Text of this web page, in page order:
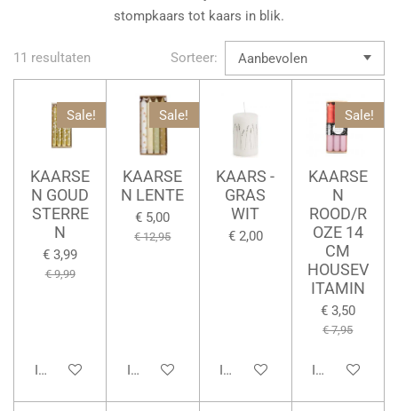
stompkaars tot kaars in blik.
11 resultaten Sorteer:
Sale!
KAARSE
N GOUD
STERRE
N
€ 3,99
€ 9,99
In winkelwagen
Sale!
KAARSE
N LENTE
€ 5,00
€ 12,95
In winkelwagen
KAARS -
GRAS
WIT
€ 2,00
In winkelwagen
Sale!
KAARSE
N
ROOD/R
OZE 14
CM
HOUSEV
ITAMIN
€ 3,50
€ 7,95
In